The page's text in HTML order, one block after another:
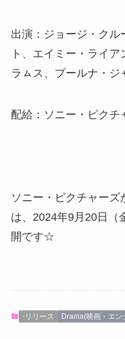
出演：ジョージ・クル
ト、エイミー・ライ
ラㇺス、プールナ・ジ
配給：ソニー・ピクチ
ソニー・ピクチャーズ
は、2024年9月20日（
開です☆
-リリース Drama(映画・エン